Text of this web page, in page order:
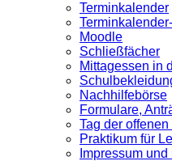
Terminkalender
Moodle
Schließfächer
Mittagessen in
Nachhilfebörse
Formulare,
Tag der offenen
Praktikum für
Impressum